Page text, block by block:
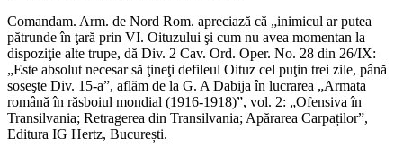
Comandam. Arm. de Nord Rom. apreciază că „inimicul ar putea
pătrunde în ţară prin VI. Oituzului şi cum nu avea momentan la
dispoziţie alte trupe, dă Div. 2 Cav. Ord. Oper. No. 28 din 26/IX:
„Este absolut necesar să ţineţi defileul Oituz cel puţin trei zile, până
soseşte Div. 15-a”, aflăm de la G. A Dabija în lucrarea „Armata
română în răsboiul mondial (1916-1918)”, vol. 2: „Ofensiva în
Transilvania; Retragerea din Transilvania; Apărarea Carpaților”,
Editura IG Hertz, București.